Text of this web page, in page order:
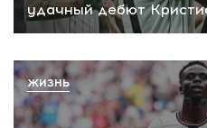
удачный дебют
ЖИЗНЬ